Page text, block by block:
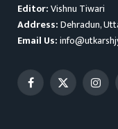
Editor:Vishnu Tiwari
Address:Dehradun,
Email Us:
Facebook
X